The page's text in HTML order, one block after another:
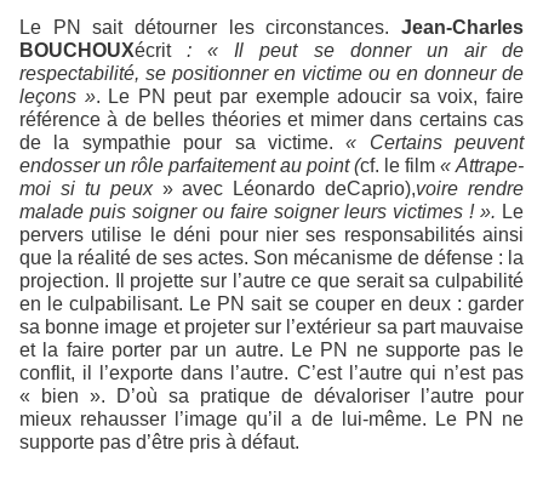
Le PN sait détourner les circonstances.
Jean-Charles
BOUCHOUXécrit: « Il peut se donner un air de
respectabilité, se positionner en victime ou en donneur de
leçons ». Le PN peut par exemple adoucir sa voix, faire
référence à de belles théories et mimer dans certains cas
de la sympathie pour sa victime.
« Certains peuvent
endosser un rôle parfaitement au point (cf. le film « Attrape-
moi si tu peux» avec Léonardo deCaprio),voire rendre
malade puis soigner ou faire soigner leurs victimes ! ». Le
pervers utilise le déni pour nier ses responsabilités ainsi
que la réalité de ses actes. Son mécanisme de défense : la
projection. Il projette sur l’autre ce que serait sa culpabilité
en le culpabilisant. Le PN sait se couper en deux : garder
sa bonne image et projeter sur l’extérieur sa part mauvaise
et la faire porter par un autre. Le PN ne supporte pas le
conflit, il l’exporte dans l’autre. C’est l’autre qui n’est pas
« bien ». D’où sa pratique de dévaloriser l’autre pour
mieux rehausser l’image qu’il a de lui-même. Le PN ne
supporte pas d’être pris à défaut.